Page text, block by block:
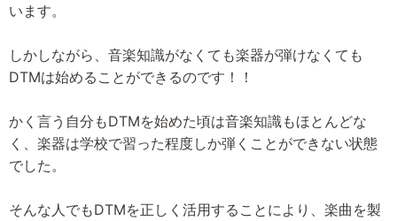
います。
しかしながら、音楽知識がなくても楽器が弾けなくても
DTMは始めることができるのです！！
かく言う自分もDTMを始めた頃は音楽知識もほとんどな
く、楽器は学校で習った程度しか弾くことができない状態
でした。
そんな人でもDTMを正しく活用することにより、楽曲を製